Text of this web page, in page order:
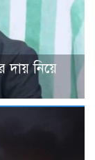
দায় নিয়ে